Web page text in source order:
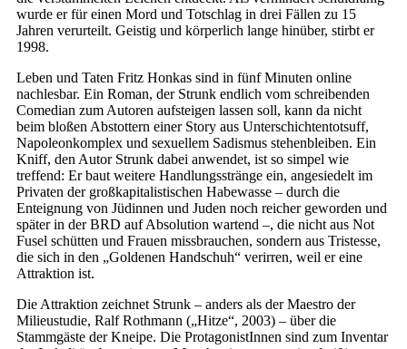
wurde er für einen Mord und Totschlag in drei Fällen zu 15
Jahren verurteilt. Geistig und körperlich lange hinüber, stirbt er
1998.
Leben und Taten Fritz Honkas sind in fünf Minuten online
nachlesbar. Ein Roman, der Strunk endlich vom schreibenden
Comedian zum Autoren aufsteigen lassen soll, kann da nicht
beim bloßen Abstottern einer Story aus Unterschichtentotsuff,
Napoleonkomplex und sexuellem Sadismus stehenbleiben. Ein
Kniff, den Autor Strunk dabei anwendet, ist so simpel wie
treffend: Er baut weitere Handlungsstränge ein, angesiedelt im
Privaten der großkapitalistischen Habewasse – durch die
Enteignung von Jüdinnen und Juden noch reicher geworden und
später in der BRD auf Absolution wartend –, die nicht aus Not
Fusel schütten und Frauen missbrauchen, sondern aus Tristesse,
die sich in den „Goldenen Handschuh“ verirren, weil er eine
Attraktion ist.
Die Attraktion zeichnet Strunk – anders als der Maestro der
Milieustudie, Ralf Rothmann („Hitze“, 2003) – über die
Stammgäste der Kneipe. Die ProtagonistInnen sind zum Inventar